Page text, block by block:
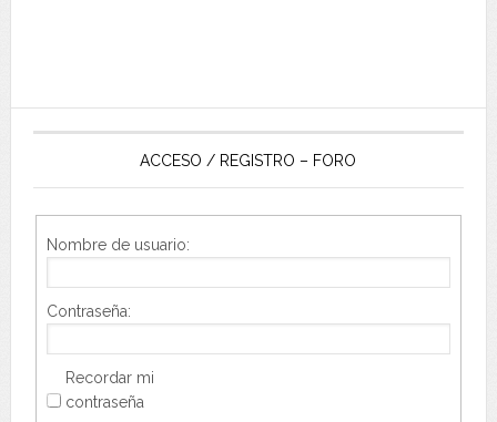
ACCESO / REGISTRO – FORO
Nombre de usuario:
Contraseña:
Recordar mi
contraseña